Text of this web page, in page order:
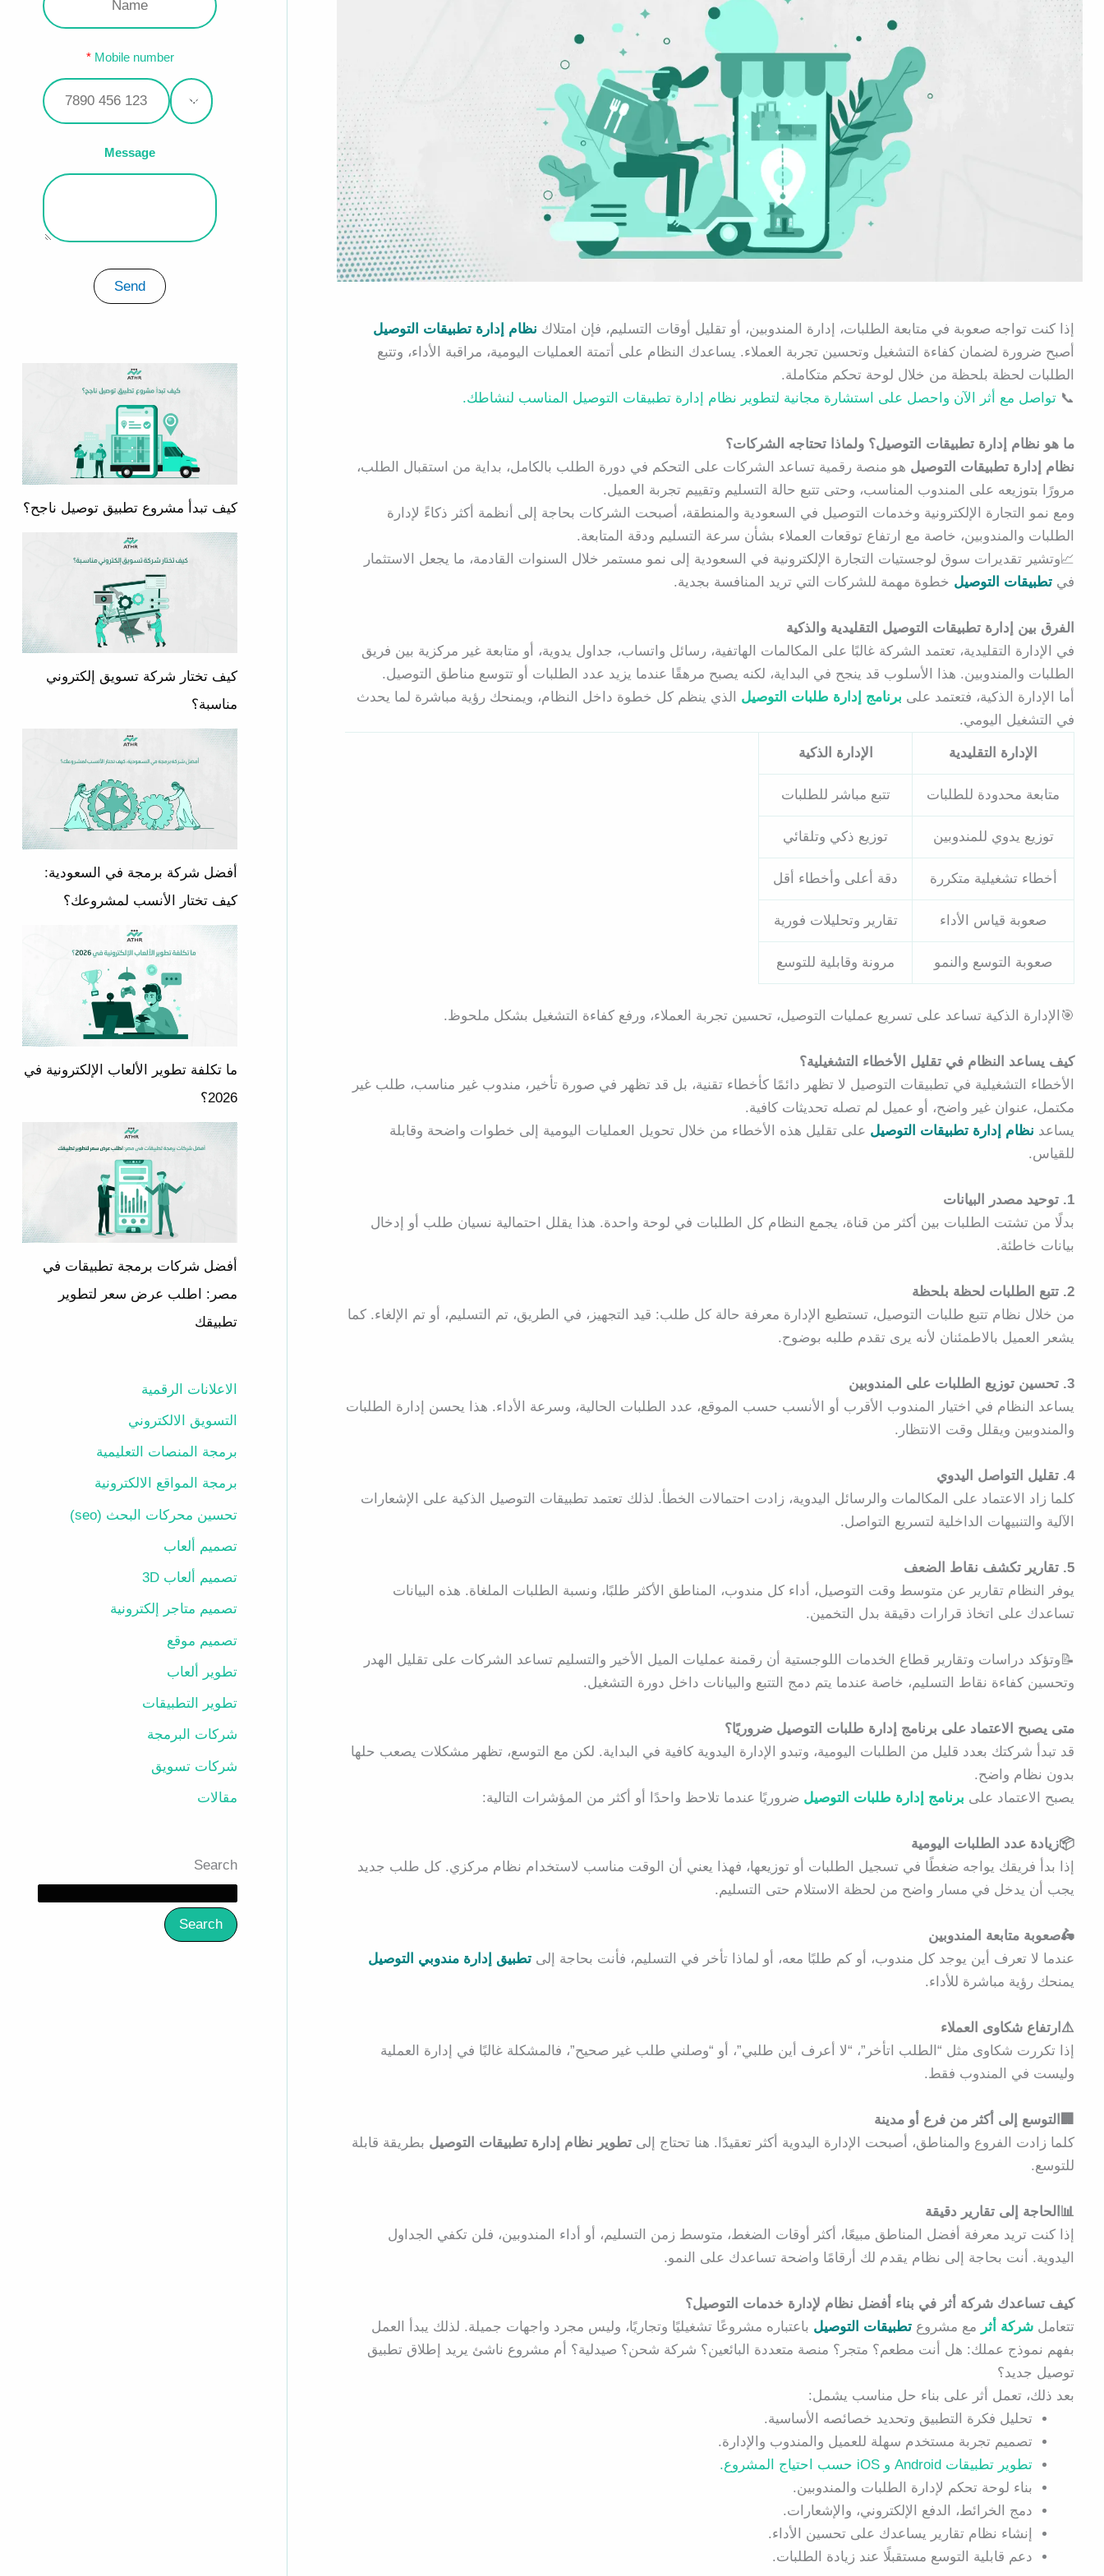
إذا كنت تواجه صعوبة في متابعة الطلبات، إدارة المندوبين، أو تقليل أوقات التسليم، فإن امتلاك نظام إدارة تطبيقات التوصيل
أصبح ضرورة لضمان كفاءة التشغيل وتحسين تجربة العملاء. يساعدك النظام على أتمتة العمليات اليومية، مراقبة الأداء، وتتبع
الطلبات لحظة بلحظة من خلال لوحة تحكم متكاملة.
📞 تواصل مع أثر الآن واحصل على استشارة مجانية لتطوير نظام إدارة تطبيقات التوصيل المناسب لنشاطك.
ما هو نظام إدارة تطبيقات التوصيل؟ ولماذا تحتاجه الشركات؟
نظام إدارة تطبيقات التوصيل هو منصة رقمية تساعد الشركات على التحكم في دورة الطلب بالكامل، بداية من استقبال الطلب،
مرورًا بتوزيعه على المندوب المناسب، وحتى تتبع حالة التسليم وتقييم تجربة العميل.
ومع نمو التجارة الإلكترونية وخدمات التوصيل في السعودية والمنطقة، أصبحت الشركات بحاجة إلى أنظمة أكثر ذكاءً لإدارة
الطلبات والمندوبين، خاصة مع ارتفاع توقعات العملاء بشأن سرعة التسليم ودقة المتابعة.
📈وتشير تقديرات سوق لوجستيات التجارة الإلكترونية في السعودية إلى نمو مستمر خلال السنوات القادمة، ما يجعل الاستثمار
في تطبيقات التوصيل خطوة مهمة للشركات التي تريد المنافسة بجدية.
الفرق بين إدارة تطبيقات التوصيل التقليدية والذكية
في الإدارة التقليدية، تعتمد الشركة غالبًا على المكالمات الهاتفية، رسائل واتساب، جداول يدوية، أو متابعة غير مركزية بين فريق
الطلبات والمندوبين. هذا الأسلوب قد ينجح في البداية، لكنه يصبح مرهقًا عندما يزيد عدد الطلبات أو تتوسع مناطق التوصيل.
أما الإدارة الذكية، فتعتمد على برنامج إدارة طلبات التوصيل الذي ينظم كل خطوة داخل النظام، ويمنحك رؤية مباشرة لما يحدث
في التشغيل اليومي.
الإدارة التقليدية الإدارة الذكية
متابعة محدودة للطلبات تتبع مباشر للطلبات
توزيع يدوي للمندوبين توزيع ذكي وتلقائي
أخطاء تشغيلية متكررة دقة أعلى وأخطاء أقل
صعوبة قياس الأداء تقارير وتحليلات فورية
صعوبة التوسع والنمو مرونة وقابلية للتوسع
🎯الإدارة الذكية تساعد على تسريع عمليات التوصيل، تحسين تجربة العملاء، ورفع كفاءة التشغيل بشكل ملحوظ.
كيف يساعد النظام في تقليل الأخطاء التشغيلية؟
الأخطاء التشغيلية في تطبيقات التوصيل لا تظهر دائمًا كأخطاء تقنية، بل قد تظهر في صورة تأخير، مندوب غير مناسب، طلب غير
مكتمل، عنوان غير واضح، أو عميل لم تصله تحديثات كافية.
يساعد نظام إدارة تطبيقات التوصيل على تقليل هذه الأخطاء من خلال تحويل العمليات اليومية إلى خطوات واضحة وقابلة
للقياس.
1. توحيد مصدر البيانات
بدلًا من تشتت الطلبات بين أكثر من قناة، يجمع النظام كل الطلبات في لوحة واحدة. هذا يقلل احتمالية نسيان طلب أو إدخال
بيانات خاطئة.
2. تتبع الطلبات لحظة بلحظة
من خلال نظام تتبع طلبات التوصيل، تستطيع الإدارة معرفة حالة كل طلب: قيد التجهيز، في الطريق، تم التسليم، أو تم الإلغاء. كما
يشعر العميل بالاطمئنان لأنه يرى تقدم طلبه بوضوح.
3. تحسين توزيع الطلبات على المندوبين
يساعد النظام في اختيار المندوب الأقرب أو الأنسب حسب الموقع، عدد الطلبات الحالية، وسرعة الأداء. هذا يحسن إدارة الطلبات
والمندوبين ويقلل وقت الانتظار.
4. تقليل التواصل اليدوي
كلما زاد الاعتماد على المكالمات والرسائل اليدوية، زادت احتمالات الخطأ. لذلك تعتمد تطبيقات التوصيل الذكية على الإشعارات
الآلية والتنبيهات الداخلية لتسريع التواصل.
5. تقارير تكشف نقاط الضعف
يوفر النظام تقارير عن متوسط وقت التوصيل، أداء كل مندوب، المناطق الأكثر طلبًا، ونسبة الطلبات الملغاة. هذه البيانات
تساعدك على اتخاذ قرارات دقيقة بدل التخمين.
📝وتؤكد دراسات وتقارير قطاع الخدمات اللوجستية أن رقمنة عمليات الميل الأخير والتسليم تساعد الشركات على تقليل الهدر
وتحسين كفاءة نقاط التسليم، خاصة عندما يتم دمج التتبع والبيانات داخل دورة التشغيل.
متى يصبح الاعتماد على برنامج إدارة طلبات التوصيل ضروريًا؟
قد تبدأ شركتك بعدد قليل من الطلبات اليومية، وتبدو الإدارة اليدوية كافية في البداية. لكن مع التوسع، تظهر مشكلات يصعب حلها
بدون نظام واضح.
يصبح الاعتماد على برنامج إدارة طلبات التوصيل ضروريًا عندما تلاحظ واحدًا أو أكثر من المؤشرات التالية:
📦زيادة عدد الطلبات اليومية
إذا بدأ فريقك يواجه ضغطًا في تسجيل الطلبات أو توزيعها، فهذا يعني أن الوقت مناسب لاستخدام نظام مركزي. كل طلب جديد
يجب أن يدخل في مسار واضح من لحظة الاستلام حتى التسليم.
🛵صعوبة متابعة المندوبين
عندما لا تعرف أين يوجد كل مندوب، أو كم طلبًا معه، أو لماذا تأخر في التسليم، فأنت بحاجة إلى تطبيق إدارة مندوبي التوصيل
يمنحك رؤية مباشرة للأداء.
⚠️ارتفاع شكاوى العملاء
إذا تكررت شكاوى مثل “الطلب اتأخر”، “لا أعرف أين طلبي”، أو “وصلني طلب غير صحيح”، فالمشكلة غالبًا في إدارة العملية
وليست في المندوب فقط.
🏢التوسع إلى أكثر من فرع أو مدينة
كلما زادت الفروع والمناطق، أصبحت الإدارة اليدوية أكثر تعقيدًا. هنا تحتاج إلى تطوير نظام إدارة تطبيقات التوصيل بطريقة قابلة
للتوسع.
📊الحاجة إلى تقارير دقيقة
إذا كنت تريد معرفة أفضل المناطق مبيعًا، أكثر أوقات الضغط، متوسط زمن التسليم، أو أداء المندوبين، فلن تكفي الجداول
اليدوية. أنت بحاجة إلى نظام يقدم لك أرقامًا واضحة تساعدك على النمو.
كيف تساعدك شركة أثر في بناء أفضل نظام لإدارة خدمات التوصيل؟
تتعامل شركة أثر مع مشروع تطبيقات التوصيل باعتباره مشروعًا تشغيليًا وتجاريًا، وليس مجرد واجهات جميلة. لذلك يبدأ العمل
بفهم نموذج عملك: هل أنت مطعم؟ متجر؟ منصة متعددة البائعين؟ شركة شحن؟ صيدلية؟ أم مشروع ناشئ يريد إطلاق تطبيق
توصيل جديد؟
بعد ذلك، تعمل أثر على بناء حل مناسب يشمل:
تحليل فكرة التطبيق وتحديد خصائصه الأساسية.
تصميم تجربة مستخدم سهلة للعميل والمندوب والإدارة.
تطوير تطبيقات Android و iOS حسب احتياج المشروع.
بناء لوحة تحكم لإدارة الطلبات والمندوبين.
دمج الخرائط، الدفع الإلكتروني، والإشعارات.
إنشاء نظام تقارير يساعدك على تحسين الأداء.
دعم قابلية التوسع مستقبلًا عند زيادة الطلبات.
Mobile number
Message
Send
كيف تبدأ مشروع تطبيق توصيل ناجح؟
كيف تختار شركة تسويق إلكتروني
مناسبة؟
أفضل شركة برمجة في السعودية:
كيف تختار الأنسب لمشروعك؟
ما تكلفة تطوير الألعاب الإلكترونية في
2026؟
أفضل شركات برمجة تطبيقات في
مصر: اطلب عرض سعر لتطوير
تطبيقك
الاعلانات الرقمية
التسويق الالكتروني
برمجة المنصات التعليمية
برمجة المواقع الالكترونية
تحسين محركات البحث (seo)
تصميم ألعاب
تصميم ألعاب 3D
تصميم متاجر إلكترونية
تصميم موقع
تطوير ألعاب
تطوير التطبيقات
شركات البرمجة
شركات تسويق
مقالات
Search
Search